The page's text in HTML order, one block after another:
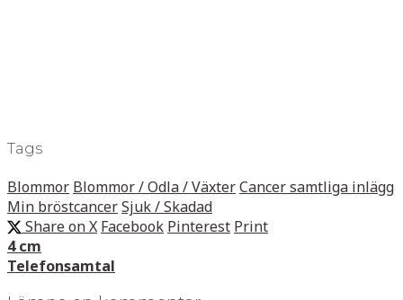
Tags
Blommor Blommor / Odla / VäxterCancer samtliga inlägg
Min bröstcancerSjuk / Skadad
Share on X Facebook Pinterest Print
4 cm
Telefonsamtal